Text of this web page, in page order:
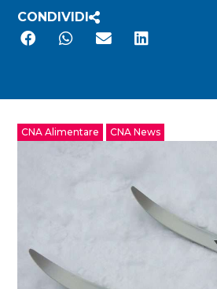
CONDIVIDI
CNA Alimentare CNA News